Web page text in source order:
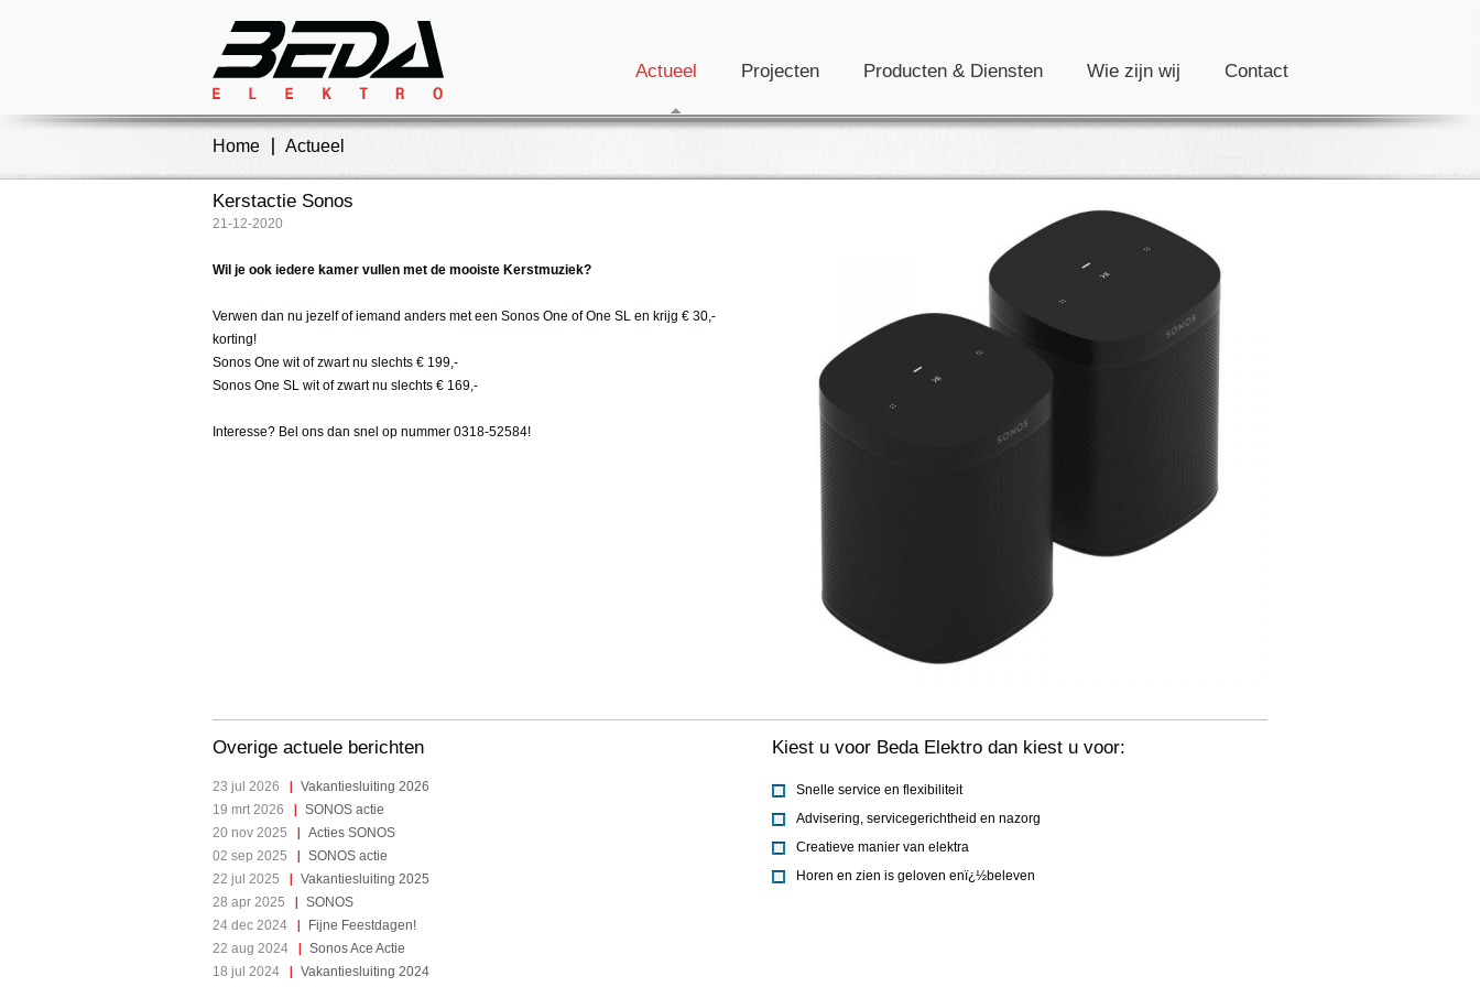
Contact
Wie zijn wij
Producten & Diensten
Projecten
Actueel
Home Actueel
Kerstactie Sonos
21-12-2020
Wil je ook iedere kamer vullen met de mooiste Kerstmuziek?
Verwen dan nu jezelf of iemand anders met een Sonos One of One SL en krijg € 30,-
korting!
Sonos One wit of zwart nu slechts € 199,-
Sonos One SL wit of zwart nu slechts € 169,-
Interesse? Bel ons dan snel op nummer 0318-52584!
Overige actuele berichten
23 jul 2026
Vakantiesluiting 2026
19 mrt 2026
SONOS actie
20 nov 2025
Acties SONOS
02 sep 2025
SONOS actie
22 jul 2025
Vakantiesluiting 2025
28 apr 2025
SONOS
24 dec 2024
Fijne Feestdagen!
22 aug 2024
Sonos Ace Actie
18 jul 2024
Vakantiesluiting 2024
Kiest u voor Beda Elektro dan kiest u voor:
Snelle service en flexibiliteit
Advisering, servicegerichtheid en nazorg
Creatieve manier van elektra
Horen en zien is geloven enï¿½beleven